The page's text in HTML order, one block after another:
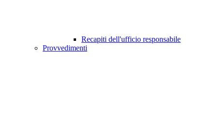
Recapiti dell'ufficio responsabile
Provvedimenti